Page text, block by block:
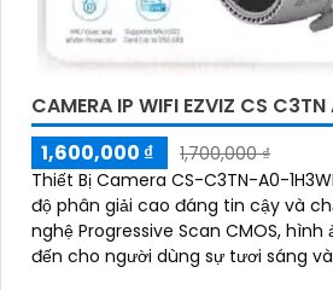
CAMERA IP WIFI EZVIZ CS
1,600,000 ₫
1,700,000 ₫
Thiết Bị Camera CS-C3TN-A0-
độ phân giải cao đáng tin cậy và chất
nghệ Progressive Scan CMOS,
đến cho người dùng sự tươi sáng